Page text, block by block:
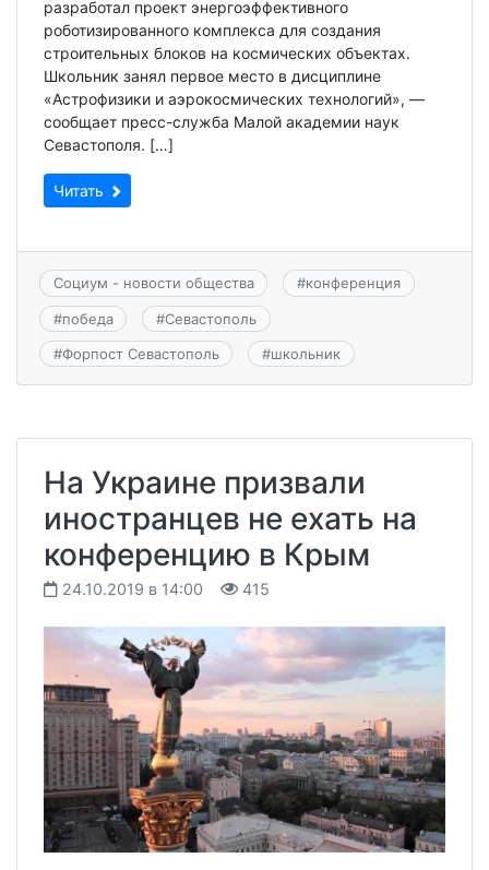
разработал проект энергоэффективного
роботизированного комплекса для создания
строительных блоков на космических объектах.
Школьник занял первое место в дисциплине
«Астрофизики и аэрокосмических технологий», —
сообщает пресс-служба Малой академии наук
Севастополя. […]
Читать
Социум - новости общества #конференция
#победа #Севастополь
#Форпост Севастополь #школьник
На Украине призвали
иностранцев не ехать на
конференцию в Крым
24.10.2019 в 14:00 415